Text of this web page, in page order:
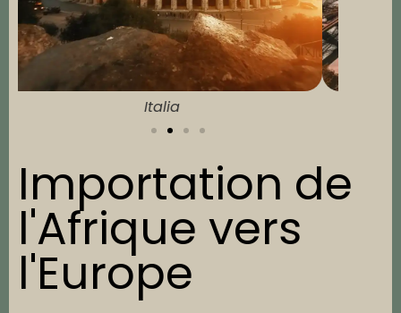
Francia
Importation de
l'Afrique vers
l'Europe